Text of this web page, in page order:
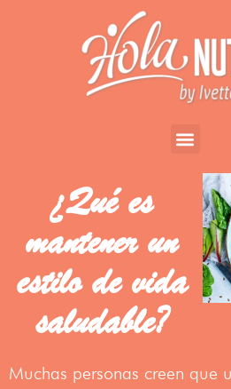
¿Qué es
mantener un
estilo de vida
saludable?
Muchas personas creen que